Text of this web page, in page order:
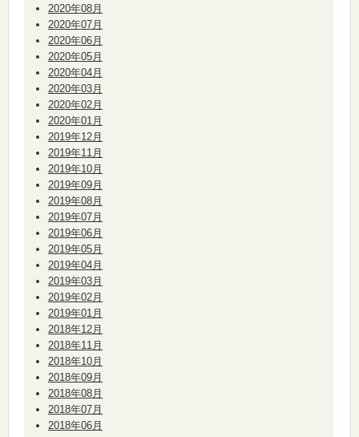
2020年08月
2020年07月
2020年06月
2020年05月
2020年04月
2020年03月
2020年02月
2020年01月
2019年12月
2019年11月
2019年10月
2019年09月
2019年08月
2019年07月
2019年06月
2019年05月
2019年04月
2019年03月
2019年02月
2019年01月
2018年12月
2018年11月
2018年10月
2018年09月
2018年08月
2018年07月
2018年06月